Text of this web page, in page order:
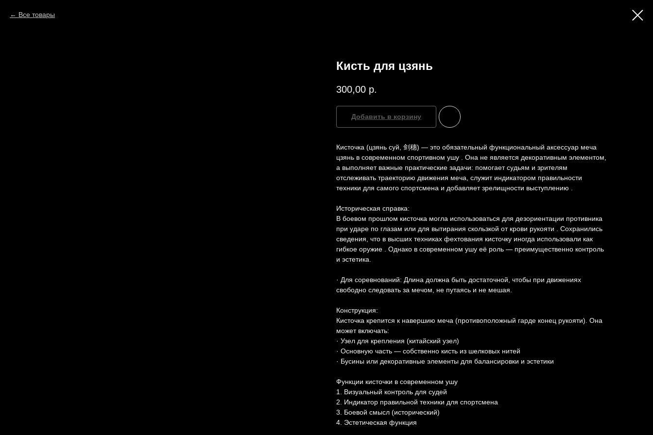
Все товары
Кисть для цзянь
300,00 р.
Добавить в корзину
Кисточка (цзянь суй, 剑穗) — это обязательный функциональный аксессуар меча
цзянь в современном спортивном ушу . Она не является декоративным элементом,
а выполняет важные практические задачи: помогает судьям и зрителям
отслеживать траекторию движения меча, служит индикатором правильности
техники для самого спортсмена и добавляет зрелищности выступлению .
Историческая справка:
В боевом прошлом кисточка могла использоваться для дезориентации противника
при ударе по глазам или для вытирания скользкой от крови рукояти . Сохранились
сведения, что в высших техниках фехтования кисточку иногда использовали как
гибкое оружие . Однако в современном ушу её роль — преимущественно контроль
и эстетика.
· Для соревнований: Длина должна быть достаточной, чтобы при движениях
свободно следовать за мечом, не путаясь и не мешая.
Конструкция:
Кисточка крепится к навершию меча (противоположный гарде конец рукояти). Она
может включать:
· Узел для крепления (китайский узел)
· Основную часть — собственно кисть из шелковых нитей
· Бусины или декоративные элементы для балансировки и эстетики
Функции кисточки в современном ушу
1. Визуальный контроль для судей
2. Индикатор правильной техники для спортсмена
3. Боевой смысл (исторический)
4. Эстетическая функция